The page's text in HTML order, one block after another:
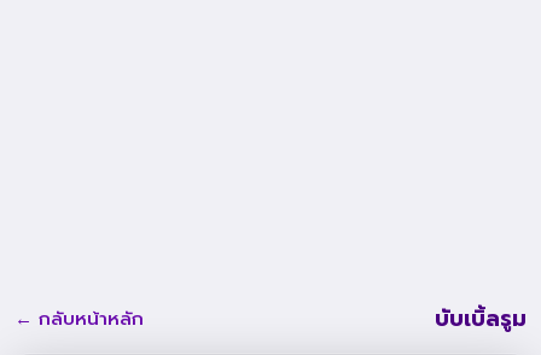
← กลับหน้าหลัก บับเบิ้ลรูม